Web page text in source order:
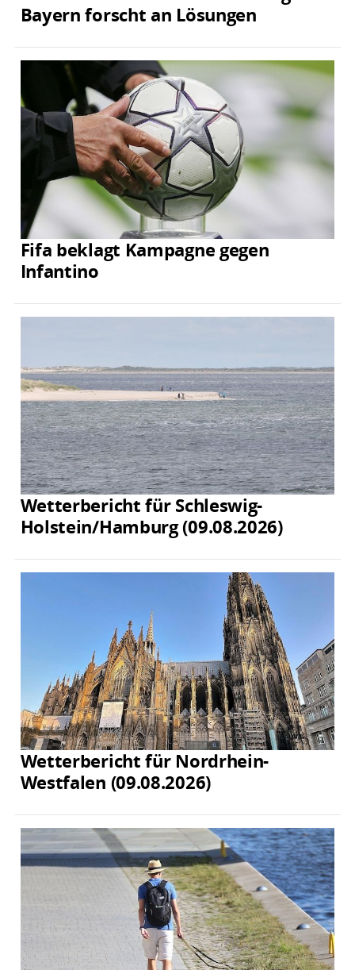
Bayern forscht an Lösungen
Fifa beklagt Kampagne gegen
Infantino
Wetterbericht für Schleswig-
Holstein/Hamburg (09.08.2026)
Wetterbericht für Nordrhein-
Westfalen (09.08.2026)